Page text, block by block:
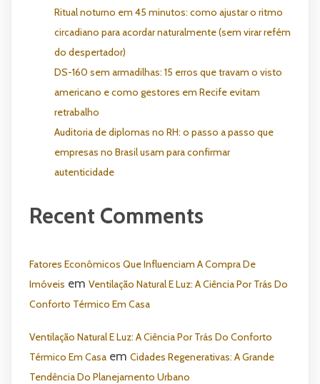
Ritual noturno em 45 minutos: como ajustar o ritmo
circadiano para acordar naturalmente (sem virar refém
do despertador)
DS-160 sem armadilhas: 15 erros que travam o visto
americano e como gestores em Recife evitam
retrabalho
Auditoria de diplomas no RH: o passo a passo que
empresas no Brasil usam para confirmar
autenticidade
Recent Comments
Fatores Econômicos Que Influenciam A Compra De
Imóveis em Ventilação Natural E Luz: A Ciência Por Trás Do
Conforto Térmico Em Casa
Ventilação Natural E Luz: A Ciência Por Trás Do Conforto
Térmico Em Casa em Cidades Regenerativas: A Grande
Tendência Do Planejamento Urbano